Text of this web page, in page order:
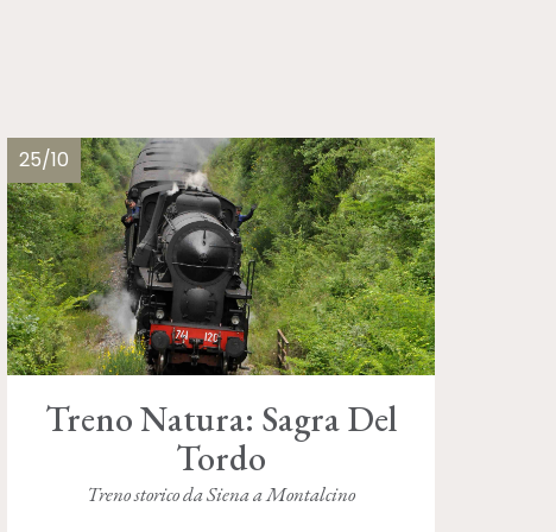
25/10
Treno Natura: Sagra Del
Tordo
Treno storico da Siena a Montalcino